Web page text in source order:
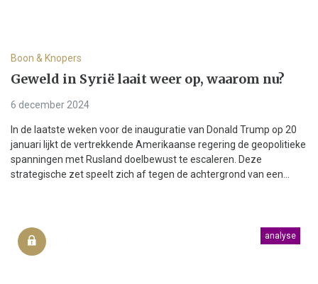
Boon & Knopers
Geweld in Syrië laait weer op, waarom nu?
6 december 2024
In de laatste weken voor de inauguratie van Donald Trump op 20
januari lijkt de vertrekkende Amerikaanse regering de geopolitieke
spanningen met Rusland doelbewust te escaleren. Deze
strategische zet speelt zich af tegen de achtergrond van een...
analyse